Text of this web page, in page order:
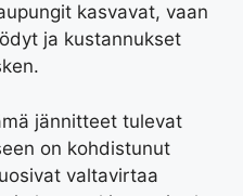
kasvavat, vaan
ja kustannukset
jännitteet tulevat
on kohdistunut
valtavirtaa